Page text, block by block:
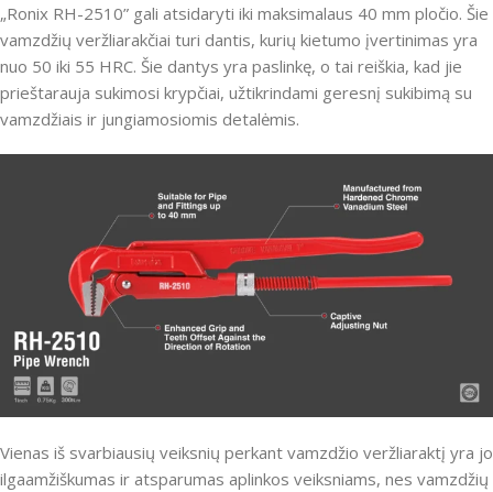
„Ronix RH-2510” gali atsidaryti iki maksimalaus 40 mm pločio. Šie
vamzdžių veržliarakčiai turi dantis, kurių kietumo įvertinimas yra
nuo 50 iki 55 HRC. Šie dantys yra paslinkę, o tai reiškia, kad jie
prieštarauja sukimosi krypčiai, užtikrindami geresnį sukibimą su
vamzdžiais ir jungiamosiomis detalėmis.
Vienas iš svarbiausių veiksnių perkant vamzdžio veržliaraktį yra jo
ilgaamžiškumas ir atsparumas aplinkos veiksniams, nes vamzdžių